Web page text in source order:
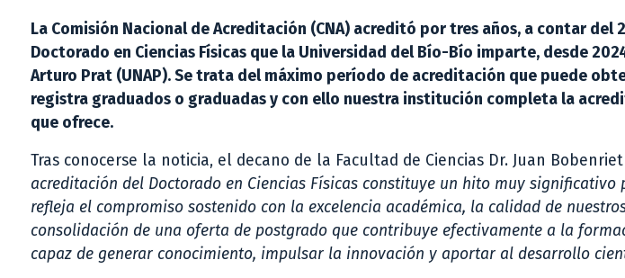
La Comisión Nacional de Acreditación (CNA) acreditó por tres años, a contar del
Doctorado en Ciencias Físicas que la Universidad del Bío-Bío imparte, desde
Arturo Prat (UNAP). Se trata del máximo período de acreditación que puede
registra graduados o graduadas y con ello nuestra institución completa la
que ofrece.
Tras conocerse la noticia, el decano de la Facultad de Ciencias Dr. Juan
acreditación del Doctorado en Ciencias Físicas constituye un hito muy significativo
refleja el compromiso sostenido con la excelencia académica, la calidad de
consolidación de una oferta de postgrado que contribuye efectivamente a la
capaz de generar conocimiento, impulsar la innovación y aportar al desarrollo